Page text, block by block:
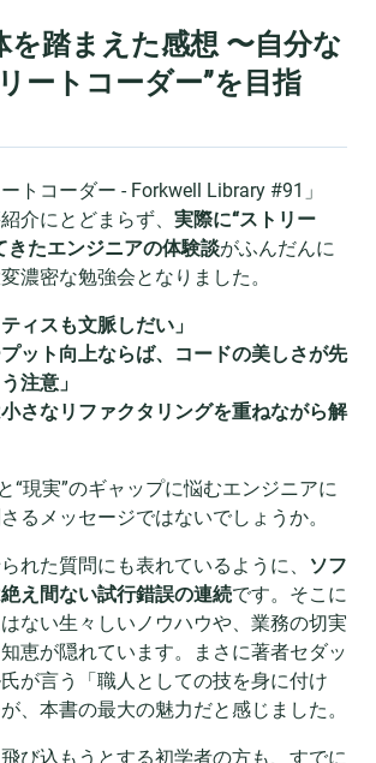
を踏まえた感想 〜自分な
ートコーダー”を目指
トコーダー - Forkwell Library #91」
介にとどまらず、 実際に“ストリー
きたエンジニアの体験談がふんだんに
濃密な勉強会となりました。
ィスも文脈しだい」
プット向上ならば、コードの美しさが先
注意」
小さなリファクタリングを重ねながら解
“現実”のギャップに悩むエンジニアに
るメッセージではないでしょうか。
れた質問にも表れているように、
ソフ
え間ない試行錯誤の連続です。そこに
ない生々しいノウハウや、業務の切実
恵が隠れています。まさに著者セダッ
が言う「職人としての技を身に付け
、本書の最大の魅力だと感じました。
び込もうとする初学者の方も、すでに